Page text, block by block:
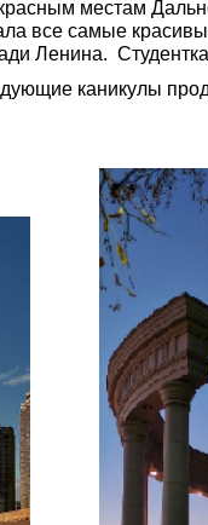
местам
все самые
Ленина.
каникулы